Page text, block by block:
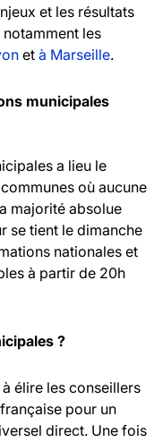
et les résultats
les
et à Marseille.
municipales
a lieu le
où aucune
majorité absolue
se tient le dimanche
nationales et
à partir de 20h
?
élire les conseillers
pour un
direct. Une fois